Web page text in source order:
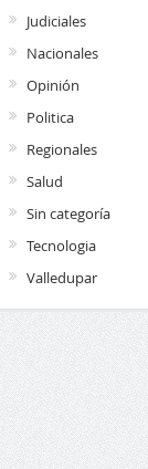
Judiciales
Nacionales
Opinión
Politica
Regionales
Salud
Sin categoría
Tecnologia
Valledupar